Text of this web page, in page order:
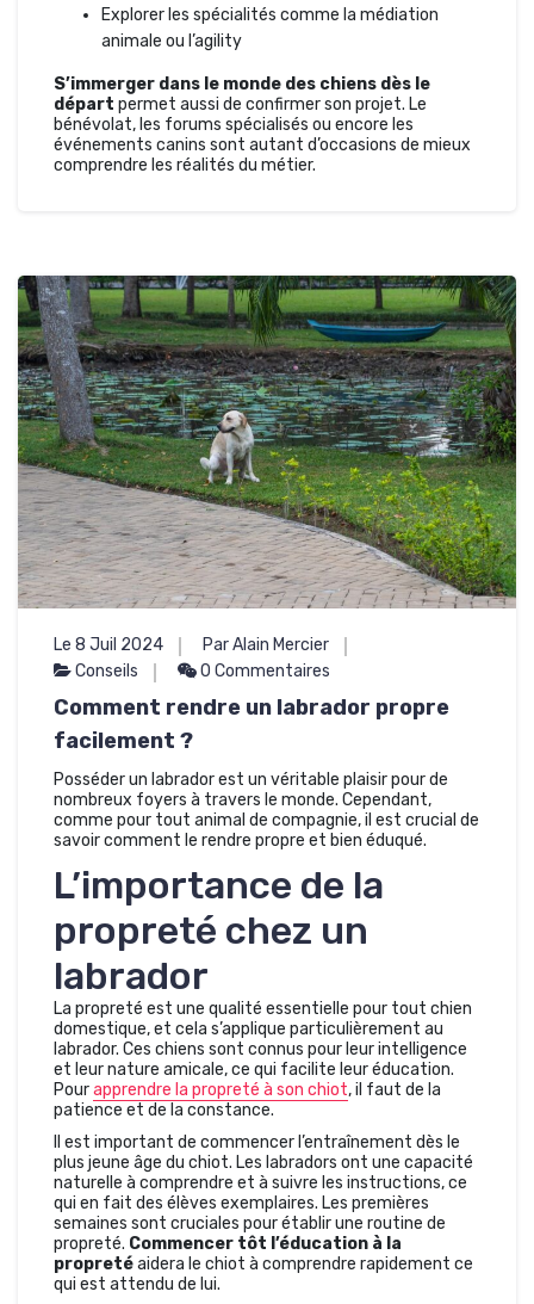
Explorer les spécialités comme la médiation
animale ou l’agility
S’immerger dans le monde des chiens dès le
départ permet aussi de confirmer son projet. Le
bénévolat, les forums spécialisés ou encore les
événements canins sont autant d’occasions de mieux
comprendre les réalités du métier.
Le 8 Juil 2024
Par Alain Mercier
Conseils
0 Commentaires
Comment rendre un labrador propre
facilement ?
Posséder un labrador est un véritable plaisir pour de
nombreux foyers à travers le monde. Cependant,
comme pour tout animal de compagnie, il est crucial de
savoir comment le rendre propre et bien éduqué.
L’importance de la
propreté chez un
labrador
La propreté est une qualité essentielle pour tout chien
domestique, et cela s’applique particulièrement au
labrador. Ces chiens sont connus pour leur intelligence
et leur nature amicale, ce qui facilite leur éducation.
Pourapprendre la propreté à son chiot, il faut de la
patience et de la constance.
Il est important de commencer l’entraînement dès le
plus jeune âge du chiot. Les labradors ont une capacité
naturelle à comprendre et à suivre les instructions, ce
qui en fait des élèves exemplaires. Les premières
semaines sont cruciales pour établir une routine de
propreté. Commencer tôt l’éducation à la
propretéaidera le chiot à comprendre rapidement ce
qui est attendu de lui.